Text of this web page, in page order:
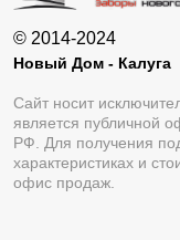
© 2014-2024
Новый Дом - Калуга
Сайт носит
является публичной
РФ. Для получения
характеристиках и
офис продаж.